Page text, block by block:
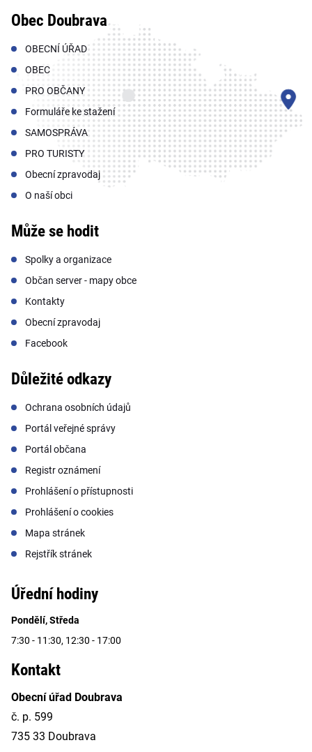
Obec Doubrava
OBECNÍ ÚŘAD
OBEC
PRO OBČANY
Formuláře ke stažení
SAMOSPRÁVA
PRO TURISTY
Obecní zpravodaj
O naší obci
Může se hodit
Spolky a organizace
Občan server - mapy obce
Kontakty
Obecní zpravodaj
Facebook
Důležité odkazy
Ochrana osobních údajů
Portál veřejné správy
Portál občana
Registr oznámení
Prohlášení o přístupnosti
Prohlášení o cookies
Mapa stránek
Rejstřík stránek
Úřední hodiny
Pondělí, Středa
7:30 - 11:30, 12:30 - 17:00
Kontakt
Obecní úřad Doubrava
č. p. 599
735 33 Doubrava